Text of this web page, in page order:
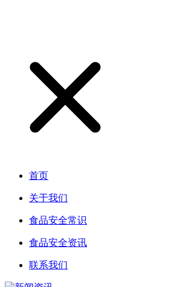
首页
关于我们
食品安全常识
食品安全资讯
联系我们